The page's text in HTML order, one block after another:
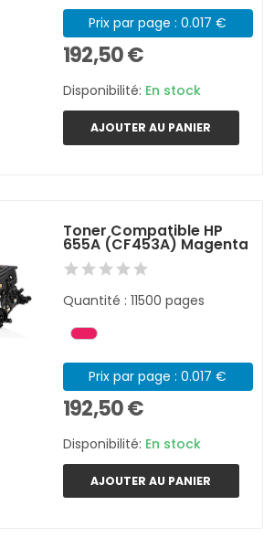
Prix par page : 0.017 €
192,50 €
Disponibilité: En stock
AJOUTER AU PANIER
Toner Compatible HP
655A (CF453A) Magenta
Quantité : 11500 pages
Prix par page : 0.017 €
192,50 €
Disponibilité: En stock
AJOUTER AU PANIER